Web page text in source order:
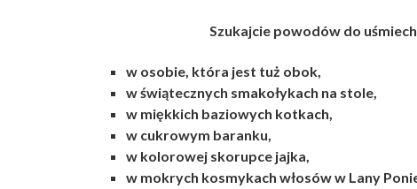
Szukajcie powodów do
w osobie, która jest tuż obok,
w świątecznych smakołykach na stole,
w miękkich baziowych kotkach,
w cukrowym baranku,
w kolorowej skorupce jajka,
w mokrych kosmykach włosów w Lany